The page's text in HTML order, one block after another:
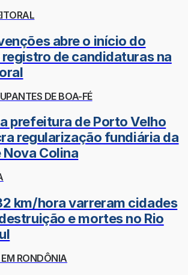
abre o início do
de candidaturas na
DE BOA-FÉ
prefeitura de Porto Velho
regularização fundiária da
Colina
km/hora varreram cidades
e mortes no Rio
RONDÔNIA